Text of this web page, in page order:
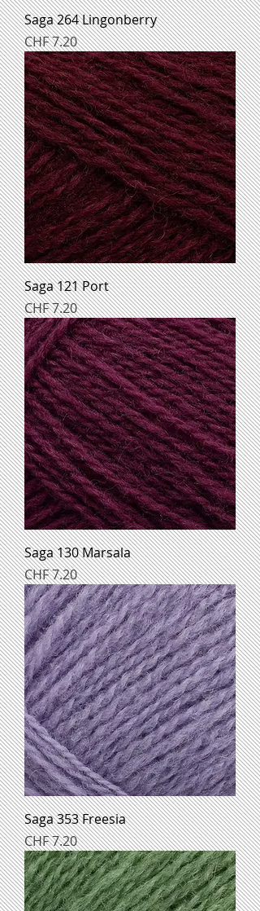
Saga 264 Lingonberry
Preis
CHF 7.20
Saga 121 Port
Preis
CHF 7.20
Saga 130 Marsala
Preis
CHF 7.20
Saga 353 Freesia
Preis
CHF 7.20